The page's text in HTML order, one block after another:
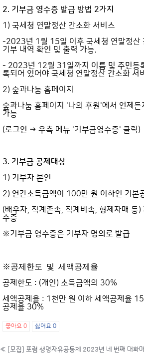
2. 기부금 영수증 발급 방법 2가지
1) 국세청 연말정산 간소화 서비스
-2023년 1월 15일 이후 국세청 연말정산
기부 내역 확인 및 출력 가능.
- 2023년 12월 31일까지 이름 및 주민등
록되어 있어야 국세청 연말정산 간소화 서
2) 숲과나눔 홈페이지
숲과나눔 홈페이지 '나의 후원'에서 언제든
가능
(로그인 → 우측 메뉴 '기부금영수증' 클릭)
3. 기부금 공제대상
1) 기부자 본인
2) 연간소득금액이 100만 원 이하인 기본
(배우자, 직계존속, 직계비속, 형제자매 등)
수증
※기부금 영수증은 기부자 명의로 발급
※공제한도 및 세액공제율
공제한도 : (개인) 소득금액의 30%
세액공제율 : 1천만 원 이하 세액공제율
공제율 30%
좋아요 0 싫어요 0
«